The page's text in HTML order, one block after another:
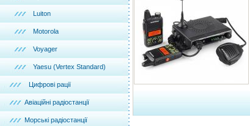
Luiton
Motorola
Voyager
Yaesu (Vertex Standard)
Цифрові рації
Авіаційні радіостанції
Морські радіостанції